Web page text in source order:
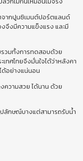
จากปูนซิเมนต์ปอร์ตแลนด์
งจึงมีความแข็งแรง และมี
วมทั้งการทดสอบด้วย
ทศไทยจึงมั่นใจได้ว่าหลังคา
ด้อย่างแน่นอน
ความสวย ได้นาน ด้วย
ลักษณ์บางแต่สามารถรับน้ำ